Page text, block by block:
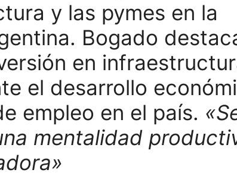
y las pymes en la
Bogado
en
el desarrollo
empleo en el país.
mentalidad